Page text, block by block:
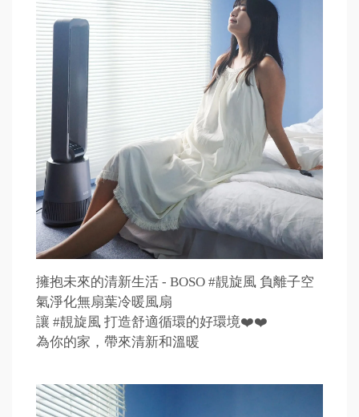
擁抱未來的清新生活 - BOSO #靚旋風 負離子空
氣淨化無扇葉冷暖風扇
讓 #靚旋風 打造舒適循環的好環境❤️❤️
為你的家，帶來清新和溫暖